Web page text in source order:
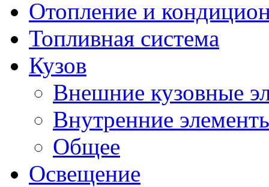
Отопление и
Топливная система
Кузов
Внешние кузовные
Внутренние
Общее
Освещение